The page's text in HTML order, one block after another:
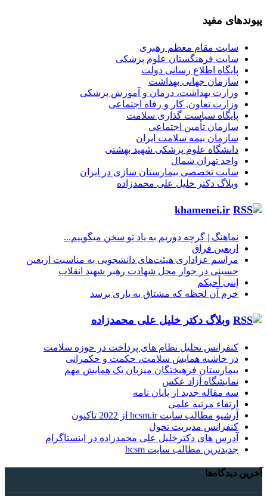
پیوندهای مفید
سایت مقام معظم رهبری
سایت فرهنگستان علوم پزشکی
پایگاه اطلاع رسانی دولت
سازمان جهانی بهداشت
وزارت بهداشت، درمان و آموزش پزشکی
وزارت تعاون, کار و رفاه اجتماعی
پایگاه سیاست گذاری سلامت
سازمان تأمین اجتماعی
سازمان بیمه سلامت ایران
دانشگاه علوم پزشکی شهید بهشتی
واحد تهران شمال
سایت تخصصی بیمارستان سازی در ایران
وبلاگ دکتر خلیل علی محمدزاده
khamenei.ir
نماهنگ |‌ گرچه دوریم به یاد تو سخن میگوییم...
اربعین فراق
مراسم عزاداری هیئت‌های دانشجویی به مناسبت اربعین
حسینی در جوار محل شهادت رهبر شهید انقلاب
إننی أحبکم
خرم آن لحظه که مشتاق به یاری برسد
وبلاگ دکتر خلیل علی محمدزاده
کنفرانس تحلیل نظام های پرداخت در حوزه سلامت
در حاشیه همایش سلامت، حکمت و حکمرانی
بیمارستان فرهیختگان میزبان یک همایش مهم
نمایشگاه آزاد عکس
سه مقاله جدید از پایان نامه
ارتقاء مرتبه علمی
آرشیو مطالب سایت hcsm.ir از 2022 تاکنون
کنفرانس مدیریت تحول
آدرس های دکترخلیل علی محمدزاده در اینستاگرام
جدیدترین مطالب سایت hcsm
آخرین دیدگاه‌ها